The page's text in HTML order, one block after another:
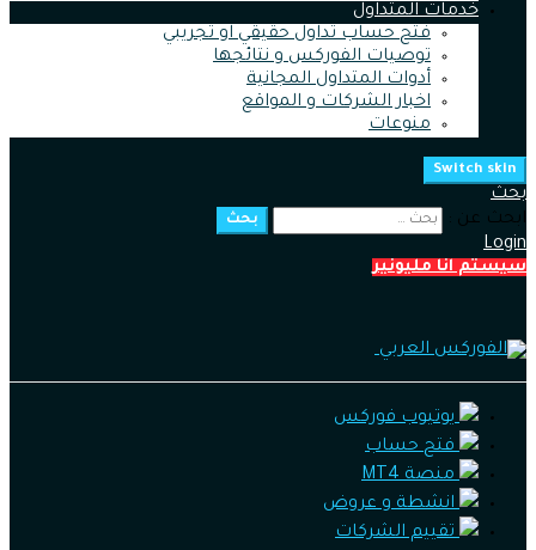
خدمات المتداول
فتح حساب تداول حقيقي او تجريبي
توصيات الفوركس و نتائجها
أدوات المتداول المجانية
اخبار الشركات و المواقع
منوعات
Switch skin
بحث
ابحث عن :
بحث
Login
سيستم انا مليونير
يوتيوب فوركس
فتح حساب
منصة MT4
انشطة و عروض
تقييم الشركات